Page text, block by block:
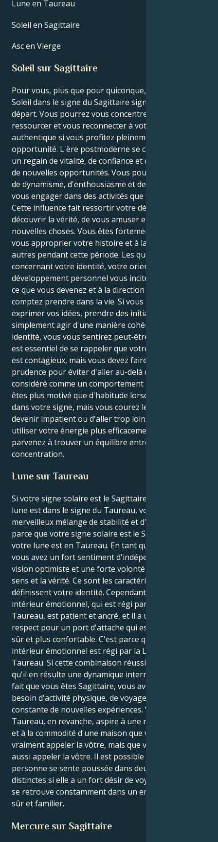
Lune en Taureau
Soleil en Sagittaire
Asc en Vierge
Soleil sur Sagittaire
Pour vous, plus que pour quiconque, le retour du
Soleil dans le signe du Sagittaire signifie un nouveau
départ. Vous pourrez vous concentrer, vous
ressourcer et vous reconnecter à votre moi
authentique si vous profitez pleinement de cette
opportunité. L'ère postmoderne se caractérise par
un regain de vitalité, de confiance et de désir de saisir
de nouvelles opportunités. Vous pourriez avoir plus
de dynamisme, d'enthousiasme et de visibilité pour
vous engager dans des activités que vous aimez.
Cette influence fait ressortir votre désir inné de
découvrir la vérité, de vous amuser et d'apprendre de
nouvelles choses. Vous êtes fortement encouragé à
vous approprier votre histoire et à la raconter aux
autres pendant cette période. Les questions
concernant votre identité, votre orientation et votre
développement personnel vous incitent à réfléchir à
ce que vous devenez et à la direction que vous
comptez prendre dans la vie. Si vous pouvez
exprimer vos idées, prendre des initiatives ou
simplement agir d'une manière cohérente avec votre
identité, vous vous sentirez peut-être plus confiant. Il
est essentiel de se rappeler que votre enthousiasme
est contagieux, mais vous devez faire preuve de
prudence pour éviter d'aller au-delà de ce qui est
considéré comme un comportement approprié. Vous
êtes plus motivé que d'habitude lorsque le Soleil est
dans votre signe, mais vous courez le risque de
devenir impatient ou d'aller trop loin. Vous pourrez
utiliser votre énergie plus efficacement si vous
parvenez à trouver un équilibre entre liberté et
concentration.
Lune sur Taureau
Si votre signe solaire est le Sagittaire et que votre
lune est dans le signe du Taureau, vous avez un
merveilleux mélange de stabilité et d'aventure. C'est
parce que votre signe solaire est le Sagittaire et que
votre lune est en Taureau. En tant que Sagittaire,
vous avez un fort sentiment d'indépendance, une
vision optimiste et une forte volonté de trouver un
sens et la vérité. Ce sont les caractéristiques qui
définissent votre identité. Cependant, votre monde
intérieur émotionnel, qui est régi par une Lune en
Taureau, est patient et ancré, et il a un profond
respect pour un port d'attache qui est à la fois plus
sûr et plus confortable. C'est parce que votre monde
intérieur émotionnel est régi par la Lune du
Taureau. Si cette combinaison réussit, il est possible
qu'il en résulte une dynamique interne fascinante. Du
fait que vous êtes Sagittaire, vous avez un grand
besoin d'activité physique, de voyage et de recherche
constante de nouvelles expériences. Votre Lune en
Taureau, en revanche, aspire à une routine paisible
et à la commodité d'une maison que vous pouvez
vraiment appeler la vôtre, mais que vous pouvez
aussi appeler la vôtre. Il est possible qu'une
personne se sente poussée dans deux directions
distinctes si elle a un fort désir de voyager et qu'elle
se retrouve constamment dans un environnement
sûr et familier.
Mercure sur Sagittaire